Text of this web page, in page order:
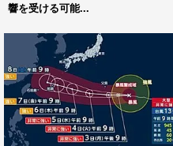
響を受ける可能...